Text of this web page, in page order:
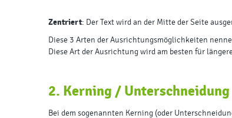
Zentriert: Der Text wird an der Mitte der Seite
Diese 3 Arten der Ausrichtungsmöglichkeiten
Diese Art der Ausrichtung wird am besten für
2. Kerning / Unterschneidung
Bei dem sogenannten Kerning (oder